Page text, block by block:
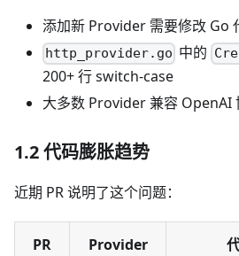
添加新 Provider 需要修改 Go
http_provider.go 中的
200+ 行 switch-case
大多数 Provider 兼容 OpenAI
1.2 代码膨胀趋势
近期 PR 说明了这个问题：
PR Provider